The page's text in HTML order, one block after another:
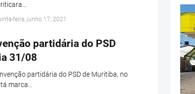
feira, junho 17, 2021
partidária do PSD
31/08
partidária do PSD de Muritiba, no
marca…